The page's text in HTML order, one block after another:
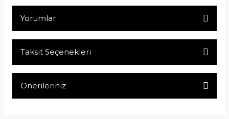
Yorumlar
Taksit Seçenekleri
Önerileriniz